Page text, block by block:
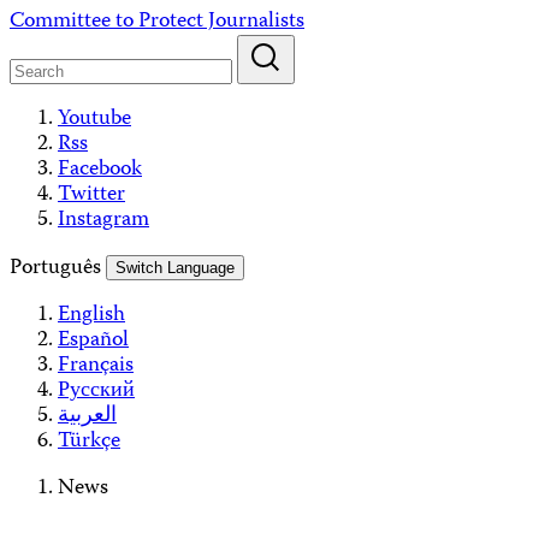
Skip
content
Committee to Protect Journalists
Youtube
Rss
Facebook
Twitter
Instagram
Português
Switch Language
English
Español
Français
Русский
العربية
Türkçe
News